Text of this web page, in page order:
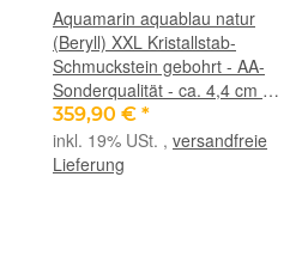
Aquamarin aquablau natur
(Beryll) XXL Kristallstab-
Schmuckstein gebohrt - AA-
Sonderqualität - ca. 4,4 cm x
1,6 cm x 1,4 cm (GKS)
359,90 € *
inkl. 19% USt. , versandfreie
Lieferung